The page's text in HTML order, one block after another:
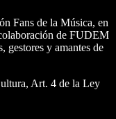
Fans de la Música, en
de FUDEM
gestores y amantes de
Art. 4 de la Ley